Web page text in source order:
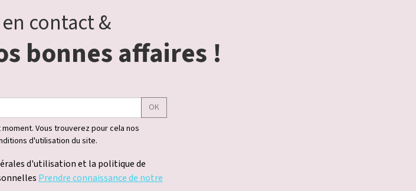
contact &
bonnes affaires !
OK
Vous trouverez pour cela nos
d'utilisation du site.
d'utilisation et la politique de
Prendre connaissance de notre